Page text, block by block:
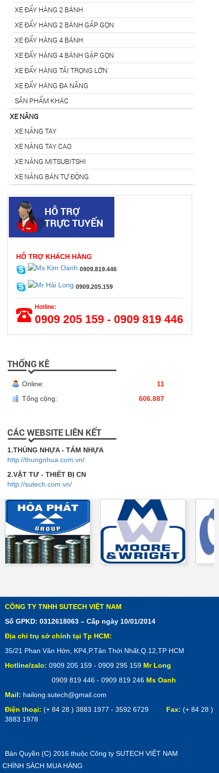
XE ĐẨY HÀNG 2 BÁNH
XE ĐẨY HÀNG 2 BÁNH GẤP GỌN
XE ĐẨY HÀNG 4 BÁNH
XE ĐẨY HÀNG 4 BÁNH GẬP GỌN
XE ĐẨY HÀNG TẢI TRỌNG LỚN
XE ĐẨY HÀNG ĐA NĂNG
SẢN PHẨM KHÁC
XE NÂNG
XE NÂNG TAY
XE NÂNG TAY CAO
XE NÂNG MITSUBITSHI
XE NÂNG BÁN TỰ ĐỘNG
HỖ TRỢ KHÁCH HÀNG
0909.819.446
0909.205.159
Hotline:
0909 205 159 - 0909 819 446
THỐNG KÊ
Online:
11
Tổng cộng:
606.887
CÁC WEBSITE LIÊN KẾT
1.THÙNG NHỰA - TẤM NHỰA
http://thungnhua.com.vn/
2.VẬT TƯ - THIẾT BỊ CN
http://sutech.com.vn/
CÔNG TY TNHH SUTECH VIỆT NAM
Số GPKD: 0312618063 – Cấp ngày 10/01/2014
Địa chỉ trụ sở chính tại Tp HCM:
35/21 Phan Văn Hớn, KP4,P.Tân Thới Nhất,Q.12,TP HCM
Hotline/zalo: 0909 205 159 - 0909 295 159 Mr Long
0909 819 446 - 0909 819 246 Ms Oanh
Mail: hailong.sutech@gmail.com
Điện thoại: (+ 84 28 ) 3883 1977 - 3592 6729 Fax: (+ 84 28 )
3883 1978
Bản Quyền (C) 2016 thuộc Công ty SUTECH VIỆT NAM
CHÍNH SÁCH MUA HÀNG